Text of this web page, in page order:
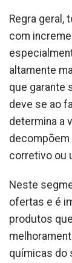
Regra geral,
com
altamente
que garante
deve se ao
determina a
decompõem
corretivo ou
Neste
ofertas e é
produtos
químicas do